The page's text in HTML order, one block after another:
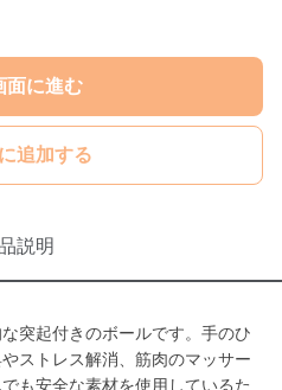
面に進む
追加する
説明
突起付きのボールです。手のひ
ストレス解消、筋肉のマッサー
も安全な素材を使用しているた